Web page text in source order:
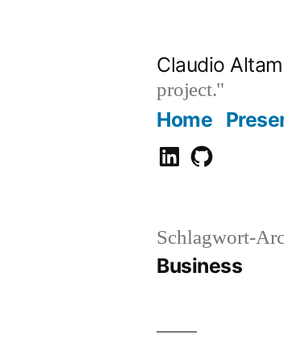
Claudio
project."
Home
Claudio
GitHub
Schlagwort-
Business